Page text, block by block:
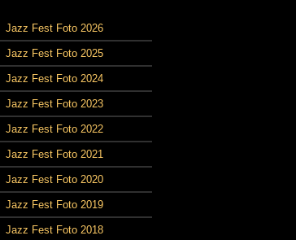
Jazz Fest Foto 2026
Jazz Fest Foto 2025
Jazz Fest Foto 2024
Jazz Fest Foto 2023
Jazz Fest Foto 2022
Jazz Fest Foto 2021
Jazz Fest Foto 2020
Jazz Fest Foto 2019
Jazz Fest Foto 2018